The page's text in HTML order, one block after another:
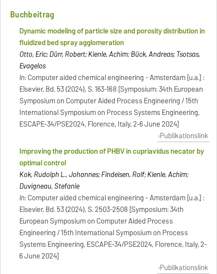
Buchbeitrag
Dynamic modeling of particle size and porosity distribution in
fluidized bed spray agglomeration
Otto, Eric; Dürr, Robert; Kienle, Achim; Bück, Andreas; Tsotsas,
Evagelos
In:Computer aided chemical engineering - Amsterdam [u.a.] :
Elsevier, Bd. 53 (2024), S. 163-168 [Symposium: 34th European
Symposium on Computer Aided Process Engineering / 15th
International Symposium on Process Systems Engineering,
ESCAPE-34/PSE2024, Florence, Italy, 2-6 June 2024]
Publikationslink
Improving the production of PHBV in cupriavidus necator by
optimal control
Kok, Rudolph L., Johannes; Findeisen, Rolf; Kienle, Achim;
Duvigneau, Stefanie
In:Computer aided chemical engineering - Amsterdam [u.a.] :
Elsevier, Bd. 53 (2024), S. 2503-2508 [Symposium: 34th
European Symposium on Computer Aided Process
Engineering / 15th International Symposium on Process
Systems Engineering, ESCAPE-34/PSE2024, Florence, Italy, 2-
6 June 2024]
Publikationslink